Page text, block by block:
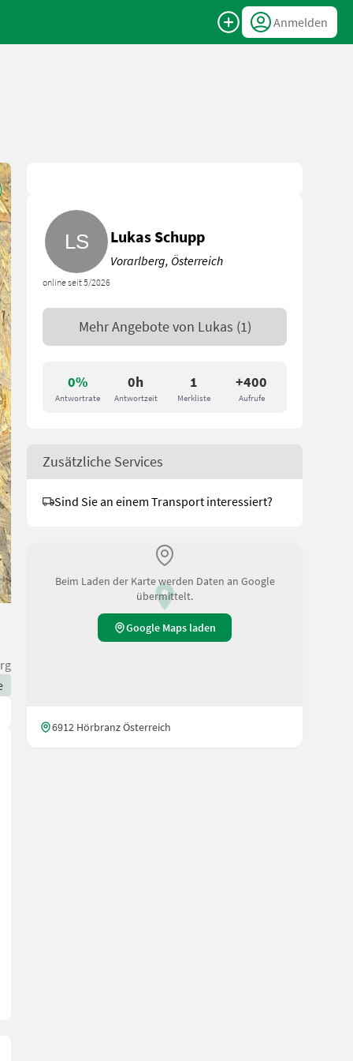
Anmelden
0%
Antwortrate
0h
Antwortzeit
1
Merkliste
+400
Aufrufe
online seit 5/2026
Lukas Schupp
Vorarlberg, Österreich
Mehr Angebote von Lukas (1)
Zusätzliche Services
Sind Sie an einem Transport interessiert?
Beim Laden der Karte werden Daten an Google
übermittelt.
Google Maps laden
6912 Hörbranz Österreich